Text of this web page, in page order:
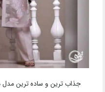
جذاب ترین و ساده ترین مدل